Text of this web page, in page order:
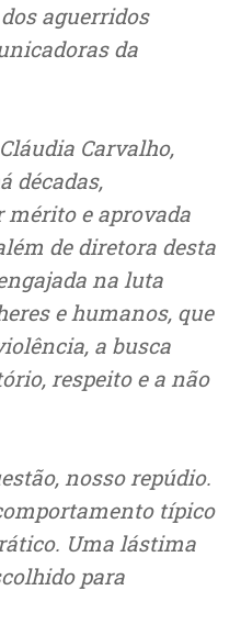
aguerridos
da
Carvalho,
décadas,
mérito e aprovada
de diretora desta
na luta
e humanos, que
a busca
respeito e a não
nosso repúdio.
típico
Uma lástima
para